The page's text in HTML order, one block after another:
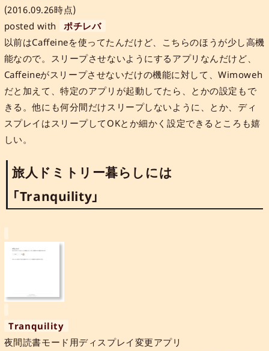
(2016.09.26時点)
posted with
ポチレバ
以前はCaffeineを使ってたんだけど、こちらのほうが少し高機
能なので。スリープさせないようにするアプリなんだけど、
Caffeineがスリープさせないだけの機能に対して、Wimoweh
だと加えて、特定のアプリが起動してたら、とかの設定もで
きる。他にも何分間だけスリープしないように、とか、ディ
スプレイはスリープしてOKとか細かく設定できるところも嬉
しい。
旅人ドミトリー暮らしには
「Tranquility」
Tranquility
夜間読書モード用ディスプレイ変更アプリ